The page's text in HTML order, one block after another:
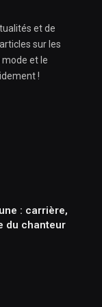
et de
sur les
et le
!
: carrière,
du chanteur